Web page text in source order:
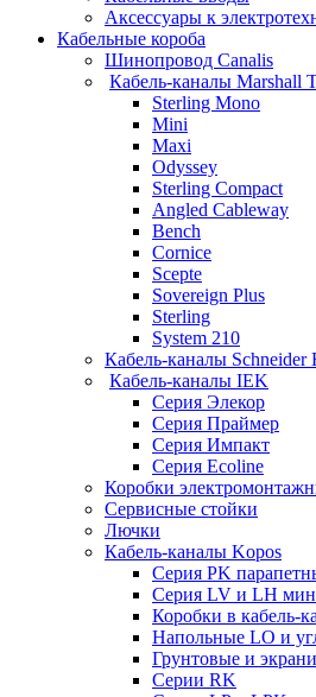
Аксессуары к
Кабельные короба
Шинопровод Canalis
Кабель-каналы Marshall
Sterling Mono
Mini
Maxi
Odyssey
Sterling Compact
Angled Cableway
Bench
Cornice
Scepte
Sovereign Plus
Sterling
System 210
Кабель-каналы Schneider
Кабель-каналы IEK
Серия Элекор
Серия Праймер
Серия Импакт
Серия Ecoline
Коробки
Сервисные стойки
Лючки
Кабель-каналы Kopos
Серия PK
Серия LV и LH
Коробки в кабель-
Напольные LO и
Грунтовые и
Серии RK